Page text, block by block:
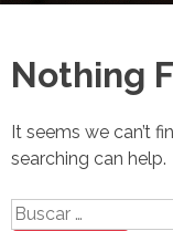
Nothing
It seems we can’t
searching can help.
Buscar: